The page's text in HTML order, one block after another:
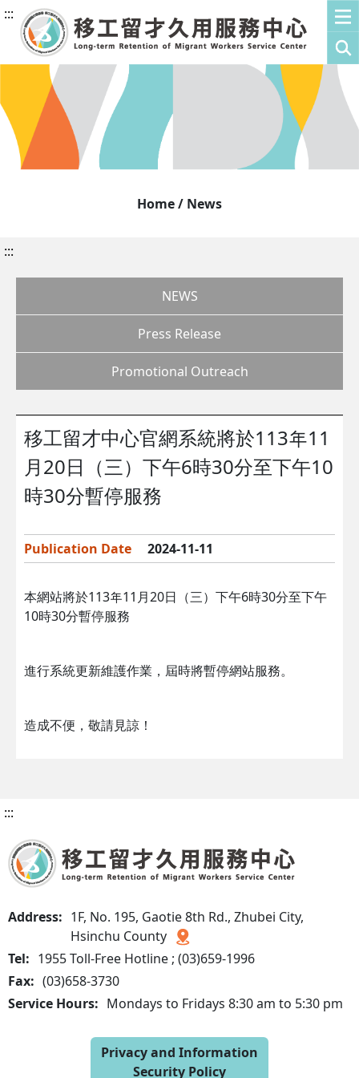
:::
Home / News
:::
NEWS
Press Release
Promotional Outreach
移工留才中心官網系統將於113年11
月20日（三）下午6時30分至下午10
時30分暫停服務
Publication Date 2024-11-11
本網站將於113年11月20日（三）下午6時30分至下午
10時30分暫停服務
進行系統更新維護作業，屆時將暫停網站服務。
造成不便，敬請見諒！
:::
Address: 1F, No. 195, Gaotie 8th Rd., Zhubei City,
Hsinchu County
Tel: 1955 Toll-Free Hotline ; (03)659-1996
Fax: (03)658-3730
Service Hours: Mondays to Fridays 8:30 am to 5:30 pm
Privacy and Information
Security Policy